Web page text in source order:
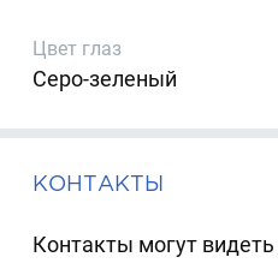
Цвет глаз
Серо-зеленый
КОНТАКТЫ
Контакты могут